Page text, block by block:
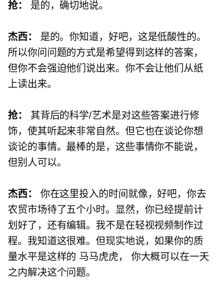
抢： 是的，确切地说。
杰西：
是的。你知道，好吧，这是低酸性的。
所以你问问题的方式是希望得到这样的答案，
但你不会强迫他们说出来。你不会让他们从纸
上读出来。
抢：
其背后的科学/艺术是对这些答案进行修
饰，使其听起来非常自然。但它也在谈论你想
谈论的事情。最棒的是，这些事情你不能说，
但别人可以。
杰西：
你在这里投入的时间就像，好吧，你去
农贸市场待了五个小时。显然，你已经提前计
划好了，还有编辑。我不是在轻视视频制作过
程。我知道这很难。但现实地说，如果你的质
量水平是这样的 马马虎虎，
你大概可以在一天
之内解决这个问题。